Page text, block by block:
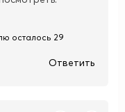
осталось 29
Ответить